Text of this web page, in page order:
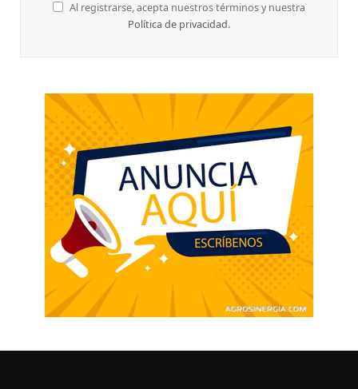
Al registrarse, acepta nuestros términos y nuestra
Política de privacidad.